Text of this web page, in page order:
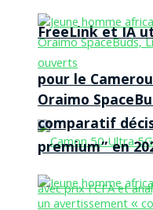
FreeLink et IA
pour le
Oraimo
comparatif
premium” en